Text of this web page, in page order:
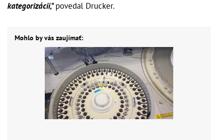
kategorizácii,"povedal Drucker.
Mohlo by vás zaujímať: